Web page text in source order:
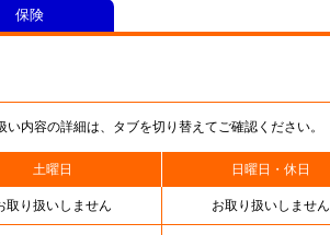
内容の詳細は、タブを切り替えてご確認ください。
土曜日 日曜日・休日
取り扱いしません お取り扱いしません
保険